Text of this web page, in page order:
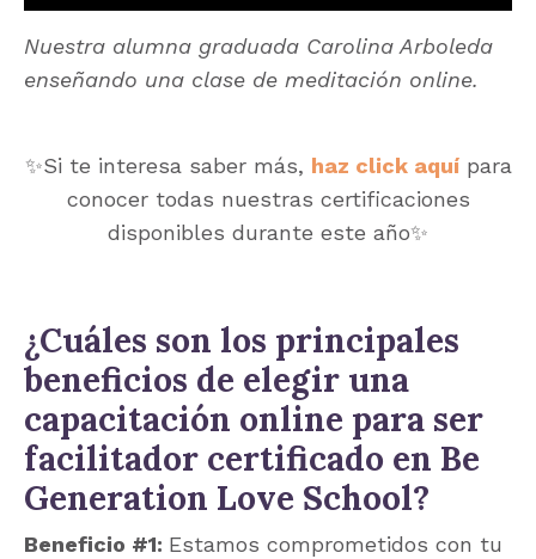
Nuestra alumna graduada Carolina Arboleda
enseñando una clase de meditación online.
✨Si te interesa saber más, haz click aquípara
conocer todas nuestras certificaciones
disponibles durante este año✨
¿Cuáles son los principales
beneficios de elegir una
capacitación online para ser
facilitador certificado en Be
Generation Love School?
Beneficio #1: Estamos comprometidos con tu